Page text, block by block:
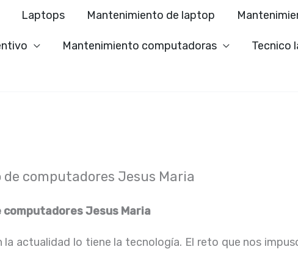
Laptops Mantenimiento de laptop
Mantenimiento computadoras Tecnico
computadores Jesus Maria
Jesus Maria
la actualidad lo tiene la tecnología. El reto que nos